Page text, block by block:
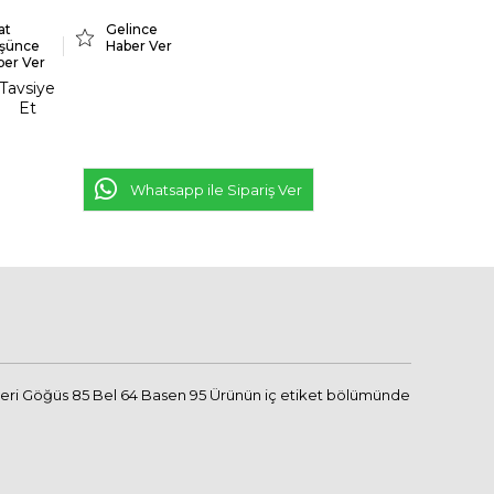
Ver
Gelince
Haber Ver
Tavsiye
Et
Whatsapp ile Sipariş Ver
Göğüs 85 Bel 64 Basen 95 Ürünün iç etiket bölümünde